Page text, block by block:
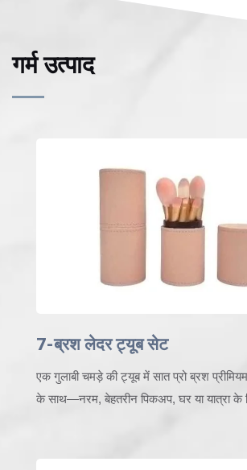
गर्म उत्पाद
7-ब्रश लेदर ट्यूब सेट
एक गुलाबी चमड़े की ट्यूब में सात प्रो ब्रश
के साथ—नरम, बेहतरीन पिकअप, घर या यात्रा के